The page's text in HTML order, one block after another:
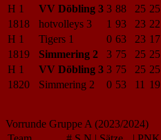
H 1
VV Döbling 3 3 88 25 25
1818
hotvolleys 3 1 93 23 22
H 1
Tigers 1 0 63 23 17
1819
Simmering 2 3 75 25 25
H 1
VV Döbling 3 3 75 25 25
1820
Simmering 2 0 53 11 19
Vorrunde Gruppe A (2023/2024)